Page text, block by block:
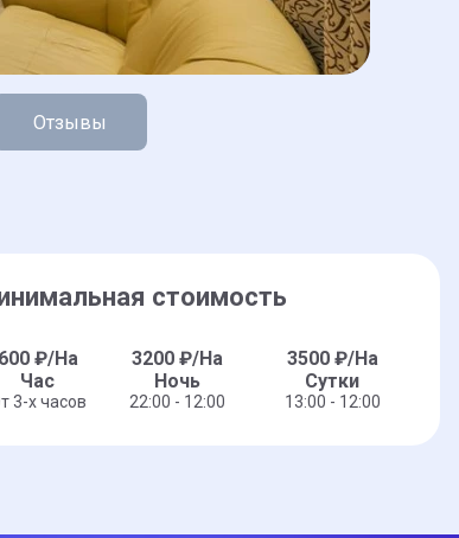
Отзывы
стоимость
600₽/На
Час
3-x часов
3200 ₽/На
Ночь
22:00 - 12:00
3500₽/На
Сутки
13:00 - 12:00